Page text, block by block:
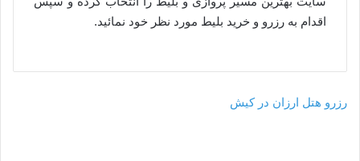
اقدام به رزرو و خرید بلیط مورد نظر خود نمائید.
رزرو هتل ارزان در کیش